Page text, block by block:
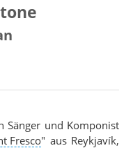
Sänger und Komponist
Fresco" aus Reykjavík,